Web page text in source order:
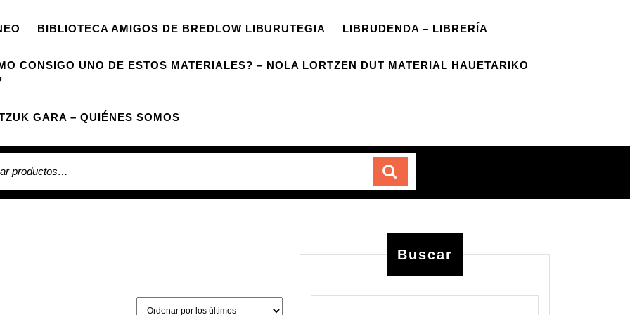
BIBLIOTECA AMIGOS DE BREDLOW LIBURUTEGIA LIBRUDENDA – LIBRERÍA
CONSIGO UNO DE ESTOS MATERIALES? – NOLA LORTZEN DUT MATERIAL HAUETARIKO
GARA – QUIÉNES SOMOS
Buscar